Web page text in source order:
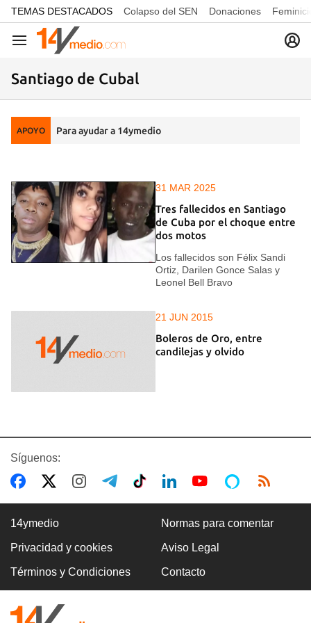
common.go-to-content
TEMAS DESTACADOS Colapso del SEN Donaciones
Navegación
Santiago de Cubal
APOYO Para ayudar a 14ymedio
31 MAR 2025
Tres fallecidos en Santiago
de Cuba por el choque entre
dos motos
Los fallecidos son Félix Sandi
Ortiz, Darilen Gonce Salas y
Leonel Bell Bravo
21 JUN 2015
Boleros de Oro, entre
candilejas y olvido
Síguenos:
14ymedio Normas para comentar
Privacidad y cookies Aviso Legal
Términos y Condiciones Contacto